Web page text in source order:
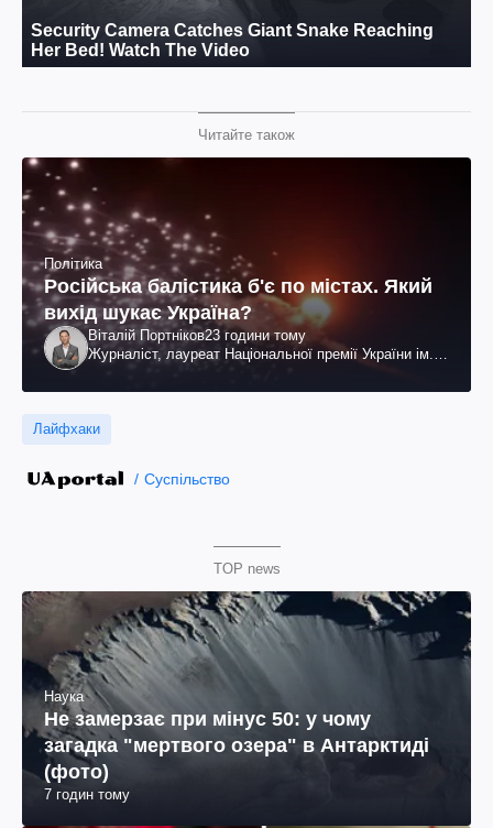
Читайте також
Політика
Російська балістика б'є по містах. Який
вихід шукає Україна?
Віталій Портніков23 години тому
Журналіст, лауреат Національної премії України ім.
Лайфхаки
Суспільство
TOP news
Наука
Не замерзає при мінус 50: у чому
загадка "мертвого озера" в Антарктиді
(фото)
7 годин тому